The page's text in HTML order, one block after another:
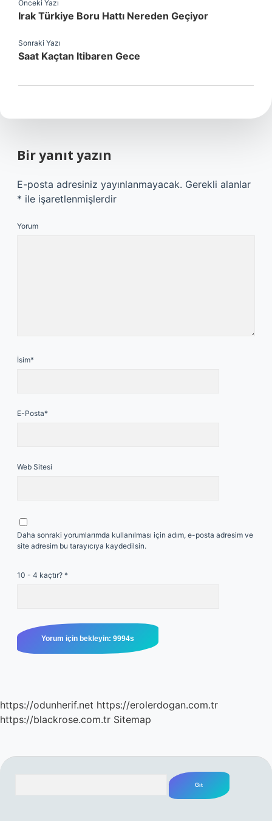
Önceki Yazı
Irak Türkiye Boru Hattı Nereden Geçiyor
Sonraki Yazı
Saat Kaçtan Itibaren Gece
Bir yanıt yazın
E-posta adresiniz yayınlanmayacak. Gerekli alanlar
* ile işaretlenmişlerdir
Yorum
İsim*
E-Posta*
Web Sitesi
Daha sonraki yorumlarımda kullanılması için adım, e-posta adresim ve
site adresim bu tarayıcıya kaydedilsin.
10 - 4 kaçtır? *
https://odunherif.net https://erolerdogan.com.tr
https://blackrose.com.tr Sitemap